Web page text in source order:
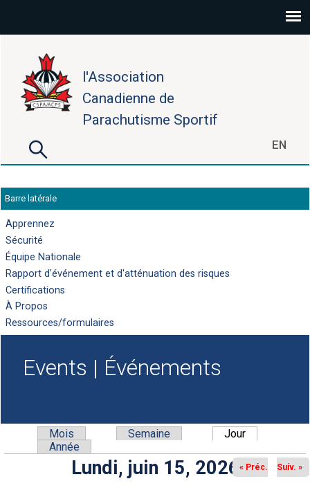
l'Association
Canadienne de
Parachutisme Sportif
EN
Formulaire de recherche
Rechercher
Barre latérale
Apprennez
Sécurité
Équipe Nationale
Rapport d'événement et d'atténuation des risques
Certifications
À Propos
Ressources/formulaires
Events | Événements
Onglets principaux
Mois Semaine Jour
Année
Lundi, juin 15, 2026 « Préc. Suiv. »